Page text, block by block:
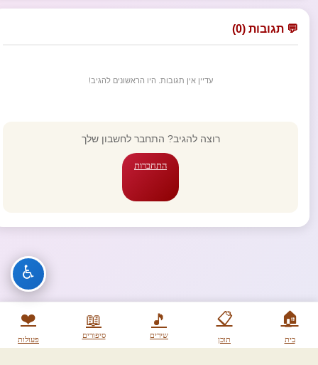
🏠
בית
📋
תוכן
🎵
שירים
📖
סיפורים
❤️
פעולות
💬 תגובות (0)
עדיין אין תגובות. היו הראשונים להגיב!
רוצה להגיב? התחבר לחשבון שלך
התחברות
♿